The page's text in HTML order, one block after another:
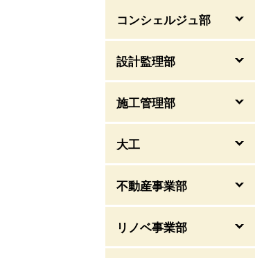
コンシェルジュ部
設計監理部
施工管理部
大工
不動産事業部
リノベ事業部